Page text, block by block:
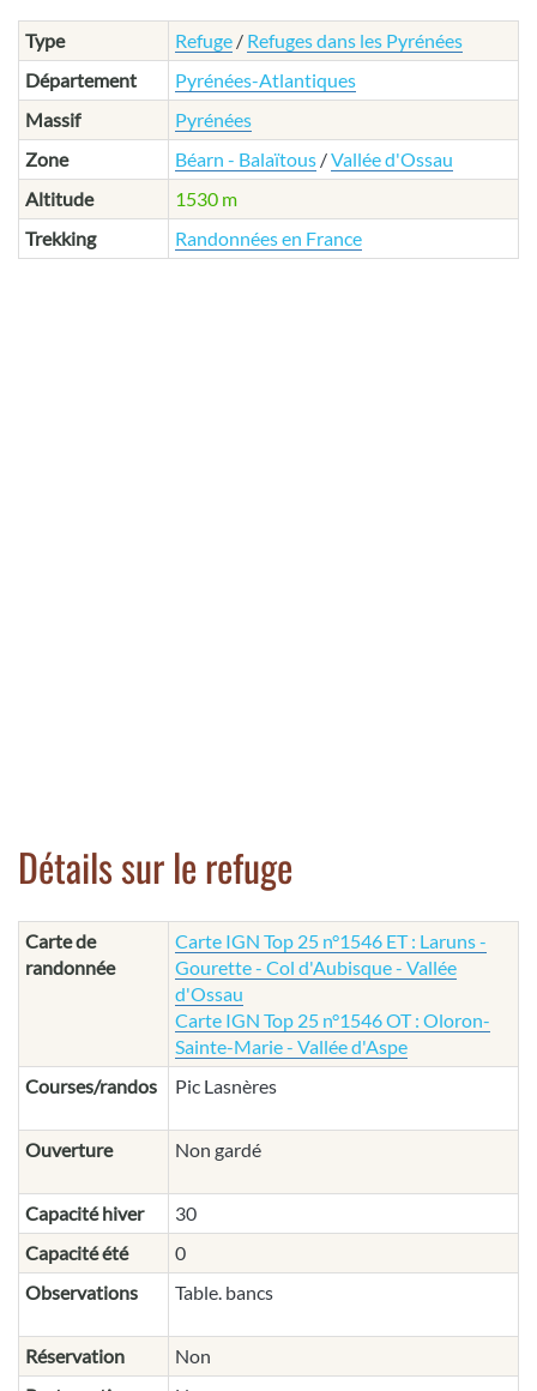
Type Refuge / Refuges dans les Pyrénées
Département
Pyrénées-Atlantiques
Massif
Pyrénées
Zone
Béarn - Balaïtous /Vallée d'Ossau
Altitude
1530 m
Trekking
Randonnées en France
Détails sur le refuge
Carte de
randonnée
Carte IGN Top 25 n°1546 ET : Laruns -
Gourette - Col d'Aubisque - Vallée
d'Ossau
Carte IGN Top 25 n°1546 OT : Oloron-
Sainte-Marie - Vallée d'Aspe
Courses/randos
Pic Lasnères
Ouverture Non gardé
Capacité hiver
30
Capacité été
0
Observations
Table. bancs
Réservation
Non